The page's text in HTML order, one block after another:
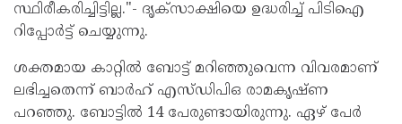
സ്ഥിരീകരിച്ചിട്ടില്ല."- ദൃക്സാക്ഷിയെ ഉദ്ധരിച്ച് പിടിഐ
റിപ്പോർട്ട് ചെയ്യുന്നു.
ശക്തമായ കാറ്റിൽ ബോട്ട് മറിഞ്ഞുവെന്ന വിവരമാണ്
ലഭിച്ചതെന്ന് ബാർഹ് എസ്ഡിപിഒ രാമകൃഷ്ണ
പറഞ്ഞു. ബോട്ടിൽ 14 പേരുണ്ടായിരുന്നു. ഏഴ് പേർ